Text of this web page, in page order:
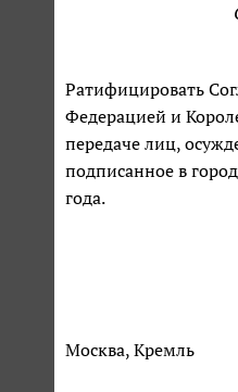
Ратифицировать
Федерацией и
передаче лиц,
подписанное в
года.
Москва, Кремль